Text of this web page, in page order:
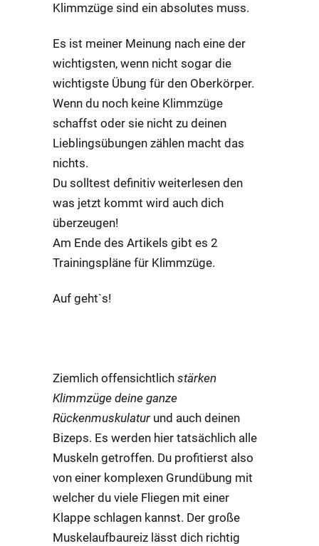
Klimmzüge sind ein absolutes muss.
Es ist meiner Meinung nach eine der
wichtigsten, wenn nicht sogar die
wichtigste Übung für den Oberkörper.
Wenn du noch keine Klimmzüge
schaffst oder sie nicht zu deinen
Lieblingsübungen zählen macht das
nichts.
Du solltest definitiv weiterlesen den
was jetzt kommt wird auch dich
überzeugen!
Am Ende des Artikels gibt es 2
Trainingspläne für Klimmzüge.
Auf geht`s!
Ziemlich offensichtlich stärken
Klimmzüge deine ganze
Rückenmuskulatur und auch deinen
Bizeps. Es werden hier tatsächlich alle
Muskeln getroffen. Du profitierst also
von einer komplexen Grundübung mit
welcher du viele Fliegen mit einer
Klappe schlagen kannst. Der große
Muskelaufbaureiz lässt dich richtig